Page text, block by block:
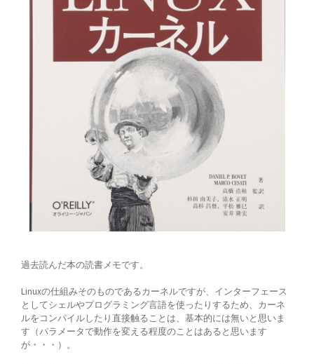
過去読んだ本の読書メモです。
Linuxの仕組みそのものであるカーネルですが、インターフェース
としてシェルやプログラミング言語を使ったりするため、カーネ
ルをコンパイルしたり直接触ることは、基本的には無いと思いま
す（パラメータで動作を変える程度のことはあると思います
が・・・）。